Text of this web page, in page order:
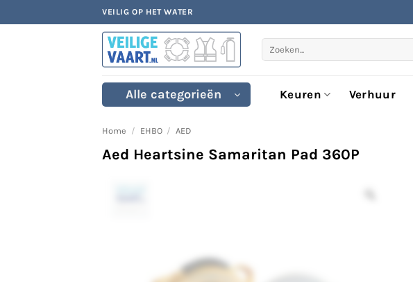
naar
VEILIG OP HET WATER
Alle categorieën Keuren Verhuur
Home / EHBO / AED
Aed Heartsine Samaritan Pad 360P